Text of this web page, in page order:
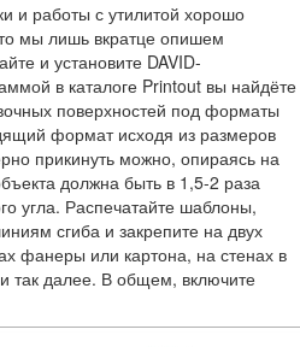
и работы с утилитой хорошо
мы лишь вкратце опишем
и установите DAVID-
в каталоге Printout вы найдёте
поверхностей под форматы
формат исходя из размеров
прикинуть можно, опираясь на
должна быть в 1,5-2 раза
угла. Распечатайте шаблоны,
сгиба и закрепите на двух
фанеры или картона, на стенах в
так далее. В общем, включите